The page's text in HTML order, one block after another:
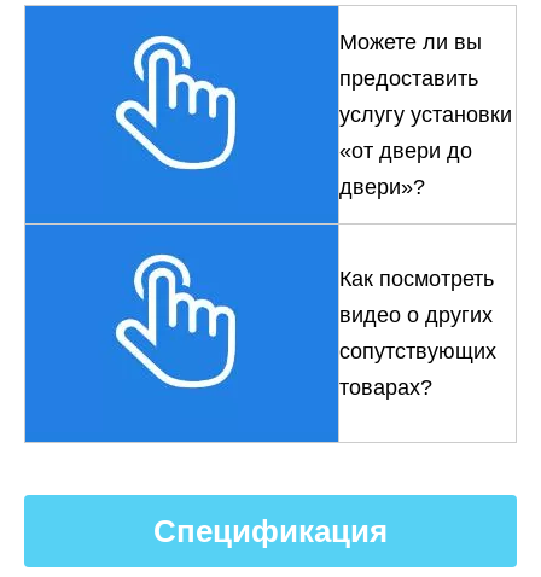
Можете ли вы
предоставить
услугу установки
«от двери до
двери»?
Как посмотреть
видео о других
сопутствующих
товарах?
Спецификация